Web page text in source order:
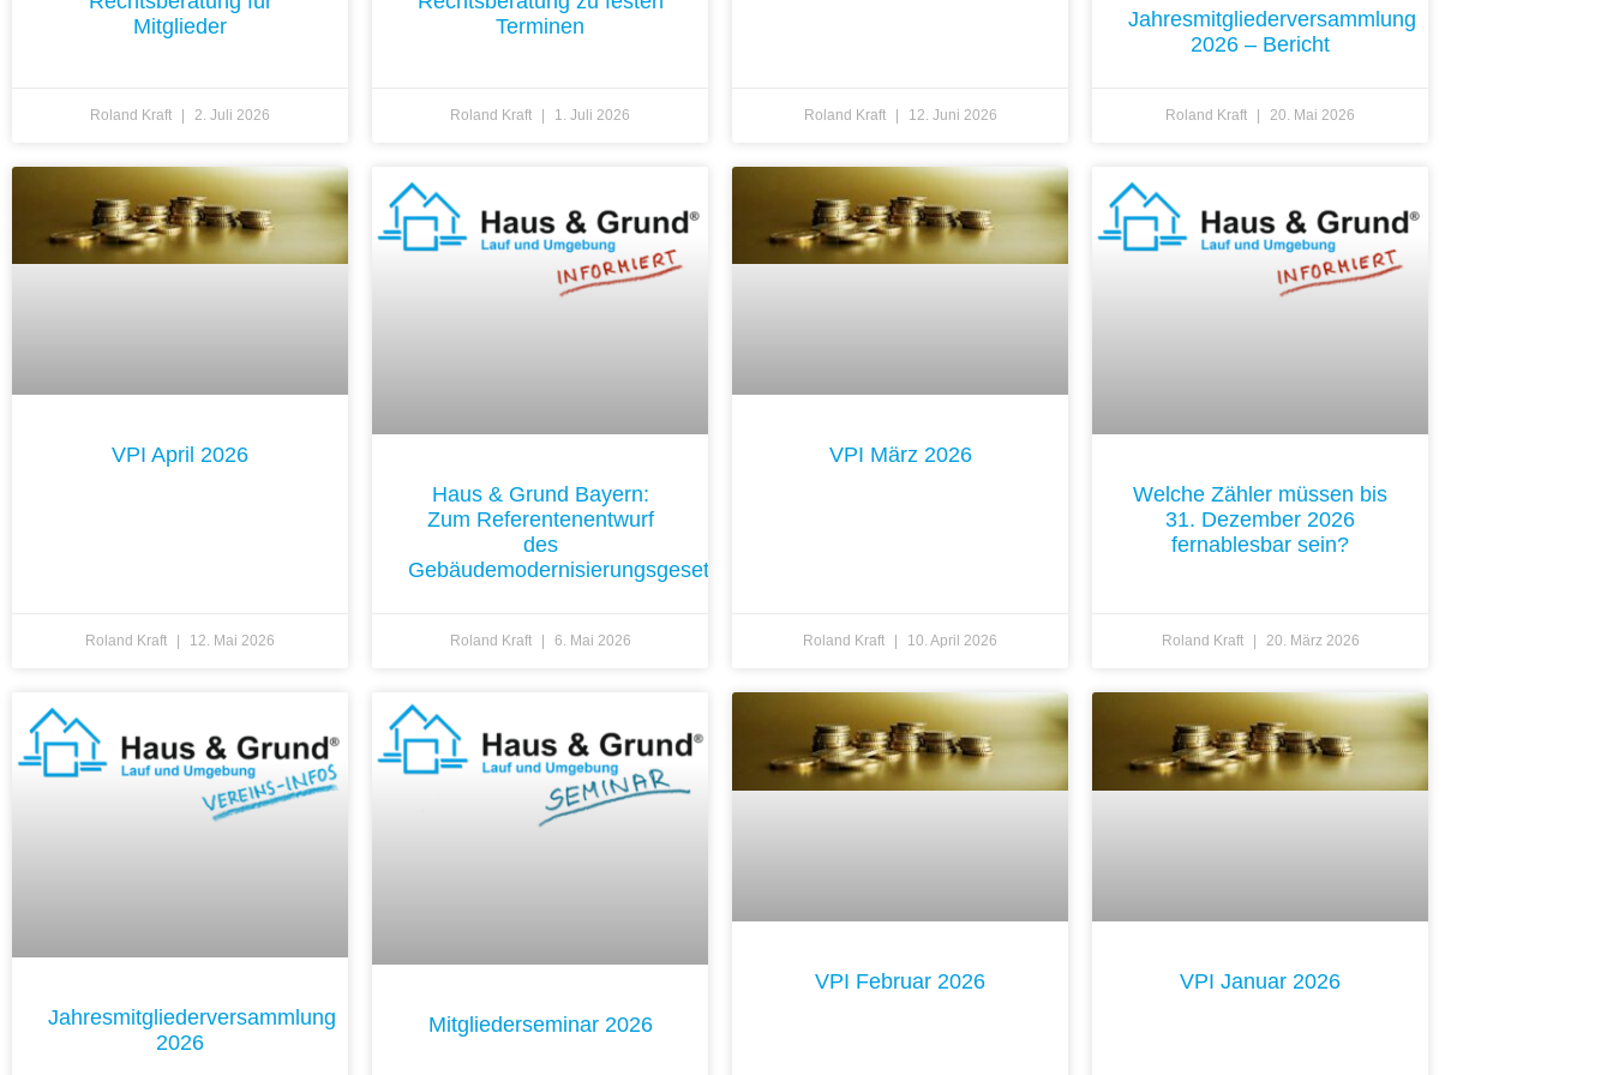
Mitglieder
Roland Kraft 2. Juli 2026
Terminen
Roland Kraft 1. Juli 2026 Roland Kraft 12. Juni 2026
Jahresmitgliederversammlung
2026 – Bericht
Roland Kraft 20. Mai 2026
VPI April 2026
Roland Kraft 12. Mai 2026
Haus & Grund Bayern:
Zum Referentenentwurf
des
Gebäudemodernisierungsgesetzes
Roland Kraft 6. Mai 2026
VPI März 2026
Roland Kraft 10. April 2026
Welche Zähler müssen bis
31. Dezember 2026
fernablesbar sein?
Roland Kraft 20. März 2026
Jahresmitgliederversammlung
2026
Mitgliederseminar 2026
VPI Februar 2026 VPI Januar 2026